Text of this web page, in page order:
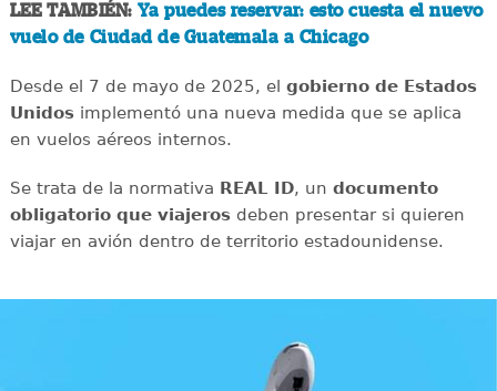
LEE TAMBIÉN: Ya puedes reservar: esto cuesta el nuevo
vuelo de Ciudad de Guatemala a Chicago
Desde el 7 de mayo de 2025, el gobierno de Estados
Unidosimplementó una nueva medida que se aplica
en vuelos aéreos internos.
Se trata de la normativa REAL ID, un documento
obligatorio que viajerosdeben presentar si quieren
viajar en avión dentro de territorio estadounidense.